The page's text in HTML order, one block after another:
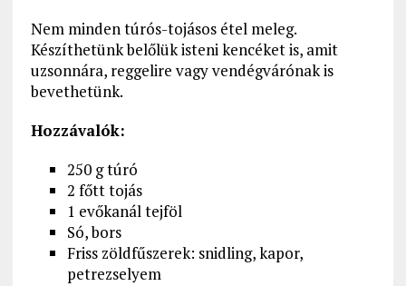
Nem minden túrós-tojásos étel meleg.
Készíthetünk belőlük isteni kencéket is, amit
uzsonnára, reggelire vagy vendégvárónak is
bevethetünk.
Hozzávalók:
250 g túró
2 főtt tojás
1 evőkanál tejföl
Só, bors
Friss zöldfűszerek: snidling, kapor,
petrezselyem